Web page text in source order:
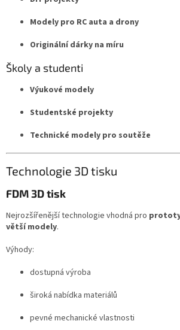
Modely pro RC auta a drony
Originální dárky na míru
Školy a studenti
Výukové modely
Studentské projekty
Technické modely pro soutěže
Technologie 3D tisku
FDM 3D tisk
Nejrozšířenější technologie vhodná pro
větší modely.
Výhody:
dostupná výroba
široká nabídka materiálů
pevné mechanické vlastnosti